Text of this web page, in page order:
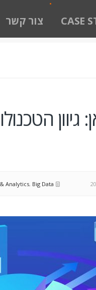
CASE צור קשר
כאן: גיוון
Analytics, Big Data